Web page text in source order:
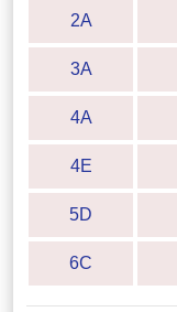
2A
3A
4A
4E
5D
6C